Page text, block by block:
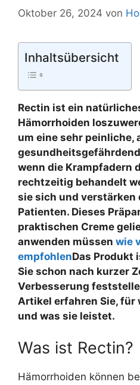
Oktober 26, 2024 von
Inhaltsübersicht
Rectin ist ein
Hämorrhoiden
um eine sehr peinliche,
wenn die Krampfadern
rechtzeitig behandelt
sie sich und verstärken
Patienten. Dieses
praktischen Creme
anwenden müssen wie
empfohlenDas Produkt
Sie schon nach kurzer
Verbesserung
Artikel erfahren Sie, für
und was sie leistet.
Was ist Rectin?
Hämorrhoiden können